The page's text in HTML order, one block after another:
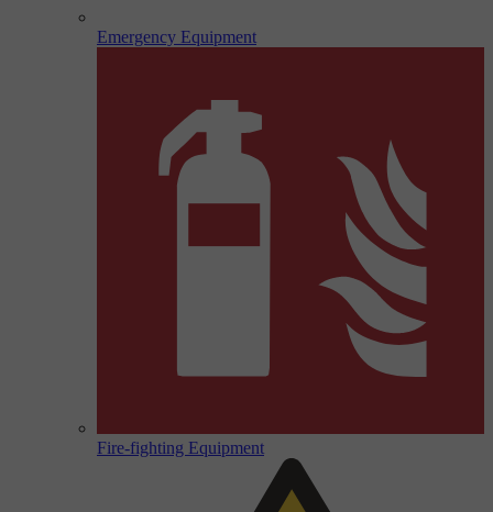
Emergency Equipment
Fire-fighting Equipment